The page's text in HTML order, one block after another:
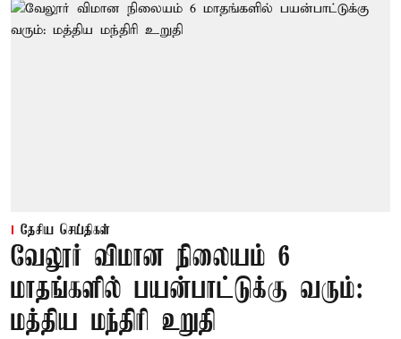
தேசிய செய்திகள்
வேலூர் விமான நிலையம் 6
மாதங்களில் பயன்பாட்டுக்கு வரும்:
மத்திய மந்திரி உறுதி